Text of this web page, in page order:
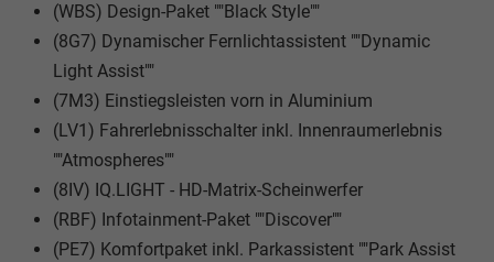
(WBS) Design-Paket ""Black Style""
(8G7) Dynamischer Fernlichtassistent ""Dynamic
Light Assist""
(7M3) Einstiegsleisten vorn in Aluminium
(LV1) Fahrerlebnisschalter inkl. Innenraumerlebnis
""Atmospheres""
(8IV) IQ.LIGHT - HD-Matrix-Scheinwerfer
(RBF) Infotainment-Paket ""Discover""
(PE7) Komfortpaket inkl. Parkassistent ""Park Assist